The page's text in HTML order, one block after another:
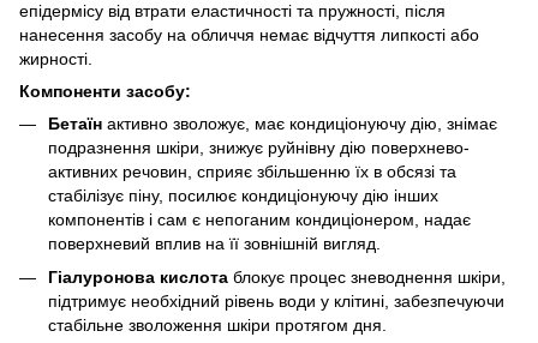
епідермісу від втрати еластичності та пружності, після
нанесення засобу на обличчя немає відчуття липкості або
жирності.
Компоненти засобу:
Бетаїн активно зволожує, має кондиціонуючу дію, знімає
подразнення шкіри, знижує руйнівну дію поверхнево-
активних речовин, сприяє збільшенню їх в обсязі та
стабілізує піну, посилює кондиціонуючу дію інших
компонентів і сам є непоганим кондиціонером, надає
поверхневий вплив на її зовнішній вигляд.
Гіалуронова кислота блокує процес зневоднення шкіри,
підтримує необхідний рівень води у клітині, забезпечуючи
стабільне зволоження шкіри протягом дня.